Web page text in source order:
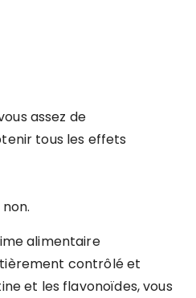
assez de
tous les effets
alimentaire
contrôlé et
et les flavonoïdes, vous